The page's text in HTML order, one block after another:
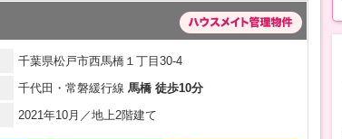
千葉県松戸市西馬橋１丁目30-4
千代田・常磐緩行線 馬橋 徒歩10分
2021年10月／地上2階建て